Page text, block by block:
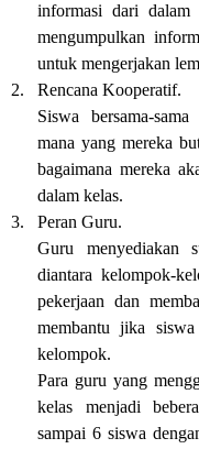
informasi dari dalam
mengumpulkan
untuk mengerjakan
2.
Rencana Kooperatif.
Siswa bersama-
mana yang mereka
bagaimana mereka
dalam kelas.
3.
Peran Guru.
Guru menyediakan
diantara kelompok-
pekerjaan dan
membantu jika
kelompok.
Para guru yang
kelas menjadi
sampai 6 siswa